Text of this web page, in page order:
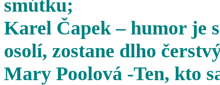
smútku;
Karel Čapek – humor je
osolí, zostane dlho
Mary Poolová -Ten, kto